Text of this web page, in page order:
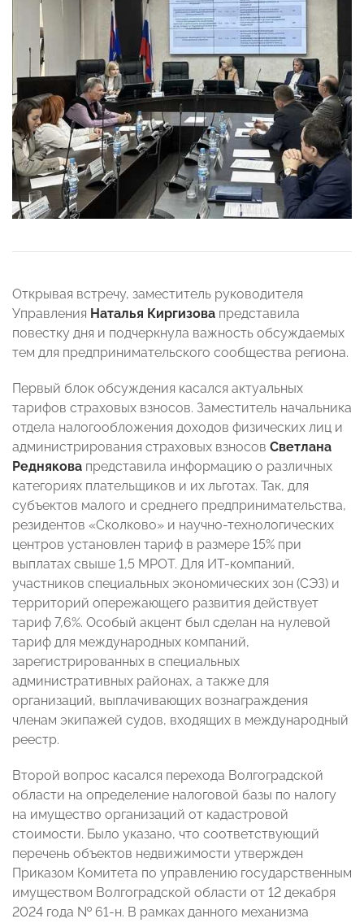
Открывая встречу, заместитель руководителя
Управления Наталья Киргизова представила
повестку дня и подчеркнула важность обсуждаемых
тем для предпринимательского сообщества региона.
Первый блок обсуждения касался актуальных
тарифов страховых взносов. Заместитель начальника
отдела налогообложения доходов физических лиц и
администрирования страховых взносов Светлана
Реднякова представила информацию о различных
категориях плательщиков и их льготах. Так, для
субъектов малого и среднего предпринимательства,
резидентов «Сколково» и научно-технологических
центров установлен тариф в размере 15% при
выплатах свыше 1,5 МРОТ. Для ИТ-компаний,
участников специальных экономических зон (СЭЗ) и
территорий опережающего развития действует
тариф 7,6%. Особый акцент был сделан на нулевой
тариф для международных компаний,
зарегистрированных в специальных
административных районах, а также для
организаций, выплачивающих вознаграждения
членам экипажей судов, входящих в международный
реестр.
Второй вопрос касался перехода Волгоградской
области на определение налоговой базы по налогу
на имущество организаций от кадастровой
стоимости. Было указано, что соответствующий
перечень объектов недвижимости утвержден
Приказом Комитета по управлению государственным
имуществом Волгоградской области от 12 декабря
2024 года № 61-н. В рамках данного механизма